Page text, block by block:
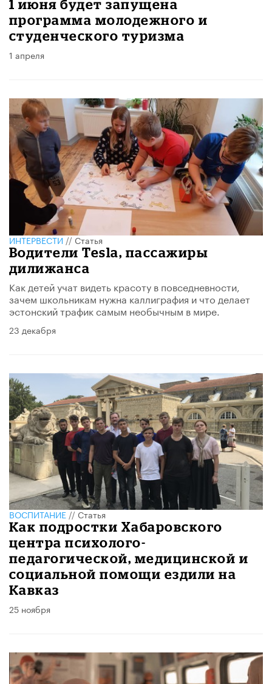
1 июня будет запущена
программа молодежного и
студенческого туризма
1 апреля
ИНТЕРВЕСТИ//Статья
Водители Tesla, пассажиры
дилижанса
Как детей учат видеть красоту в повседневности,
зачем школьникам нужна каллиграфия и что делает
эстонский трафик самым необычным в мире.
23 декабря
ВОСПИТАНИЕ//Статья
Как подростки Хабаровского
центра психолого-
педагогической, медицинской и
социальной помощи ездили на
Кавказ
25 ноября